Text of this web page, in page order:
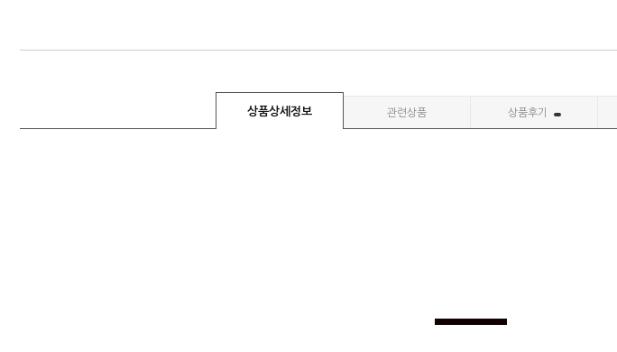
상품상세정보 관련상품 상품후기